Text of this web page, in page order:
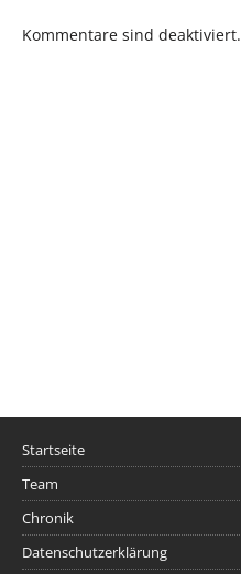
Kommentare sind deaktiviert.
Startseite
Team
Chronik
Datenschutzerklärung